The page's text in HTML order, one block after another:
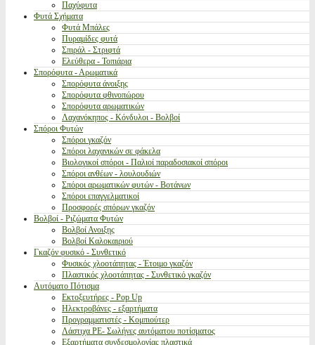
Παχύφυτα
Φυτά Σχήματα
Φυτά Μπάλες
Πυραμίδες φυτά
Σπιράλ - Στριφτά
Ελεύθερα - Τοπιάρια
Σπορόφυτα - Αρωματικά
Σπορόφυτα άνοιξης
Σπορόφυτα φθινοπώρου
Σπορόφυτα αρωματικών
Λαχανόκηπος - Κόνδυλοι - Βολβοί
Σπόροι Φυτών
Σπόροι γκαζόν
Σπόροι λαχανικών σε φάκελα
Βιολογικοί σπόροι - Παλιοί παραδοσιακοί σπόροι
Σπόροι ανθέων - λουλουδιών
Σπόροι αρωματικών φυτών - Βοτάνων
Σπόροι επαγγελματικοί
Προσφορές σπόρων γκαζόν
Βολβοί - Ριζώματα Φυτών
Βολβοί Ανοιξης
Βολβοί Καλοκαιριού
Γκαζόν φυσικό - Συνθετικό
Φυσικός χλοοτάπητας - Έτοιμο γκαζόν
Πλαστικός χλοοτάπητας - Συνθετικό γκαζόν
Αυτόματο Πότισμα
Εκτοξευτήρες - Pop Up
Ηλεκτροβάνες - εξαρτήματα
Προγραμματιστές - Κομπιούτερ
Λάστιχα PE- Σωλήνες αυτόματου ποτίσματος
Εξαρτήματα συνδεσμολογίας πλαστικά